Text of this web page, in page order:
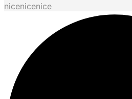
nicenicenice